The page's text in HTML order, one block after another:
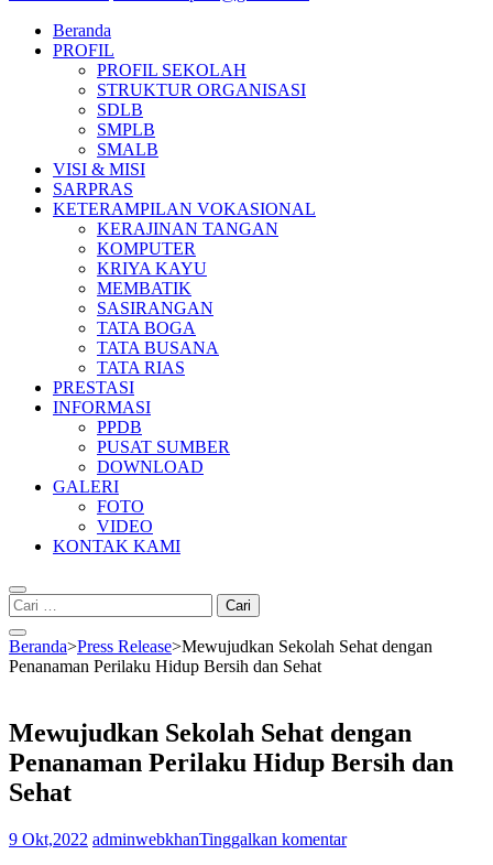
Beranda
PROFIL
PROFIL SEKOLAH
STRUKTUR ORGANISASI
SDLB
SMPLB
SMALB
VISI & MISI
SARPRAS
KETERAMPILAN VOKASIONAL
KERAJINAN TANGAN
KOMPUTER
KRIYA KAYU
MEMBATIK
SASIRANGAN
TATA BOGA
TATA BUSANA
TATA RIAS
PRESTASI
INFORMASI
PPDB
PUSAT SUMBER
DOWNLOAD
GALERI
FOTO
VIDEO
KONTAK KAMI
Cari
untuk:
Beranda>Press Release>Mewujudkan Sekolah Sehat dengan
Penanaman Perilaku Hidup Bersih dan Sehat
Mewujudkan Sekolah Sehat dengan
Penanaman Perilaku Hidup Bersih dan
Sehat
9 Okt,2022 adminwebkhanTinggalkan komentar